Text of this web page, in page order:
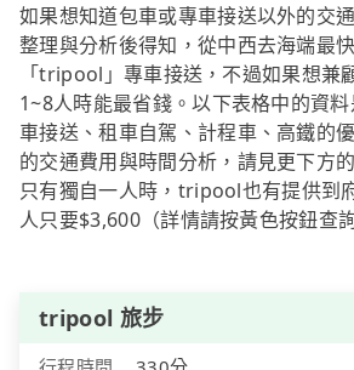
如果想知道包車或專車接送以外的交
整理與分析後得知，從中西去海端最
「tripool」專車接送，不過如果想兼
1~8人時能最省錢。以下表格中的資
車接送、租車自駕、計程車、高鐵的
的交通費用與時間分析，請見更下方
只有獨自一人時，tripool也有提供到
人只要$3,600（詳情請按黃色按鈕查
tripool 旅步